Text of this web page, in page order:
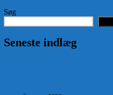
Søg
Seneste indlæg